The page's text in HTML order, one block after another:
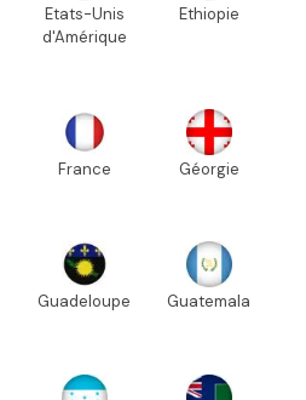
Etats-Unis
d'Amérique
Ethiopie
France Géorgie
Guadeloupe Guatemala